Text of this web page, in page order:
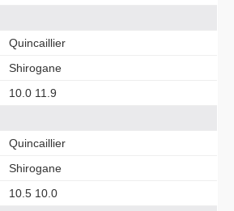
Quincaillier
Shirogane
10.0 11.9
Quincaillier
Shirogane
10.5 10.0